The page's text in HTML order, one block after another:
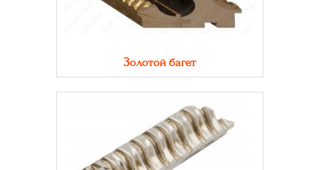
Золотой багет